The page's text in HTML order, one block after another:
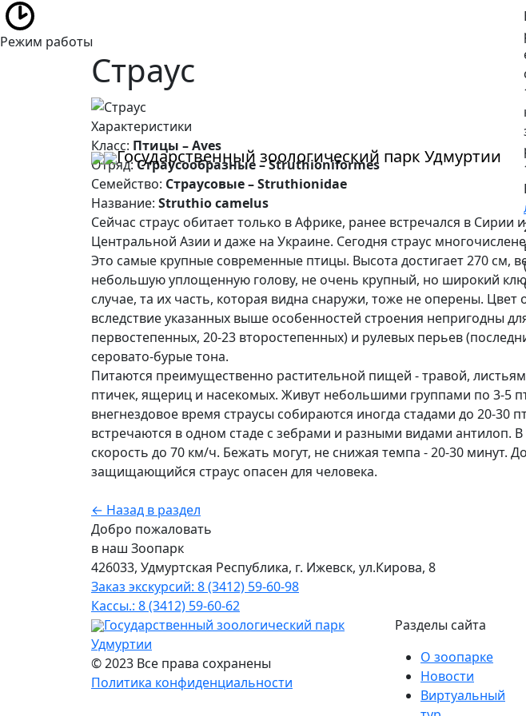
Государственный зоологический парк Удмуртии
Режим работы
Страус
Характеристики
Класс: Птицы – Aves
Отряд:Страусообразные – Struthioniformes
Семейство: Страусовые – Struthionidae
Название: Struthio camelus
Сейчас страус обитает только в Африке, ранее встречался в
Центральной Азии и даже на Украине. Сегодня страус
Это самые крупные современные птицы. Высота достигает 270 см,
небольшую уплощенную голову, не очень крупный, но широкий
случае, та их часть, которая видна снаружи, тоже не оперены.
вследствие указанных выше особенностей строения непригодны
первостепенных, 20-23 второстепенных) и рулевых перьев
серовато-бурые тона.
Питаются преимущественно растительной пищей - травой,
птичек, ящериц и насекомых. Живут небольшими группами по 3-5
внегнездовое время страусы собираются иногда стадами до 20-
встречаются в одном стаде с зебрами и разными видами антилоп.
скорость до 70 км/ч. Бежать могут, не снижая темпа - 20-30
защищающийся страус опасен для человека.
← Назад в раздел
Добро пожаловать
в наш Зоопарк
426033, Удмуртская Республика, г. Ижевск, ул.Кирова, 8
Заказ экскурсий: 8 (3412) 59-60-98
Кассы.: 8 (3412) 59-60-62
Государственный зоологический парк
Удмуртии
© 2023 Все права сохранены
Политика конфиденциальности
Разделы сайта
О зоопарке
Новости
Виртуальный